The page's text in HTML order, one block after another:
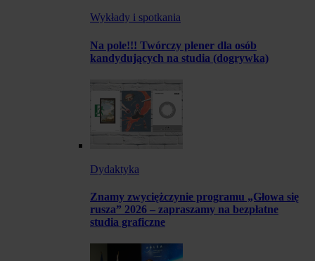
Wykłady i spotkania
Na pole!!! Twórczy plener dla osób
kandydujących na studia (dogrywka)
Dydaktyka
Znamy zwyciężczynie programu „Głowa się
rusza” 2026 – zapraszamy na bezpłatne
studia graficzne